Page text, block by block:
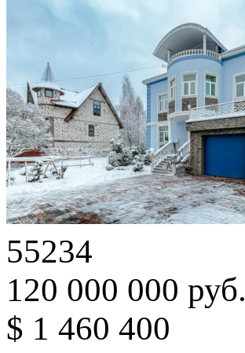
55234
120 000 000 руб.
$ 1 460 400